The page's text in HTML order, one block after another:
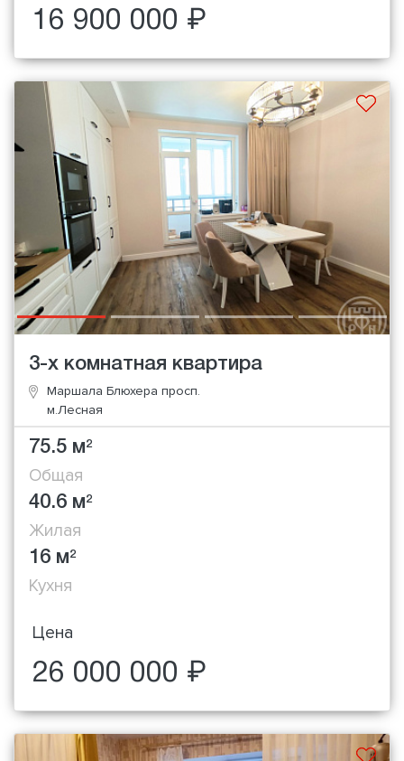
16 900 000 ₽
3-х комнатная квартира
Маршала Блюхера просп.
м.Лесная
75.5 м2
Общая
40.6 м2
Жилая
16 м2
Кухня
Цена
26 000 000 ₽